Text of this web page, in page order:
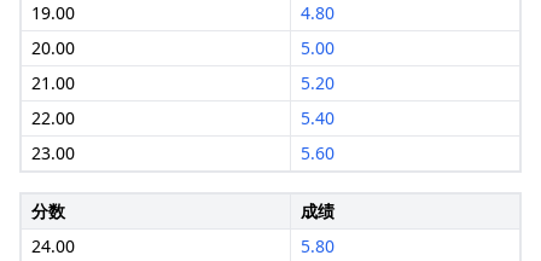
19.00
4.80
20.00
5.00
21.00
5.20
22.00
5.40
23.00
5.60
分数
成绩
24.00
5.80